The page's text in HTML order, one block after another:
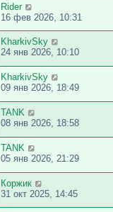
Rider
16 фев 2026, 10:31
KharkivSky
24 янв 2026, 10:10
KharkivSky
09 янв 2026, 18:49
TANK
08 янв 2026, 18:58
TANK
05 янв 2026, 21:29
Коржик
31 окт 2025, 14:45